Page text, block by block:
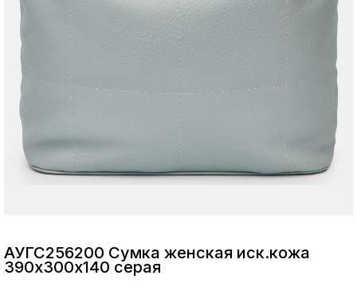
Москва
Да, все верно Изменить город
АУГС256200 Сумка женская иск.кожа
390х300х140 серая